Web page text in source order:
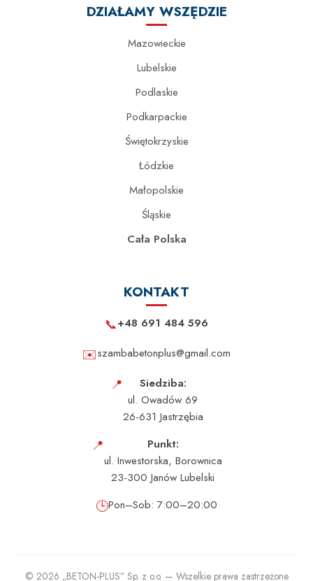
DZIAŁAMY WSZĘDZIE
Mazowieckie
Lubelskie
Podlaskie
Podkarpackie
Świętokrzyskie
Łódzkie
Małopolskie
Śląskie
Cała Polska
KONTAKT
📞+48 691 484 596
✉️szambabetonplus@gmail.com
📍
Siedziba:
ul. Owadów 69
26-631 Jastrzębia
📍
Punkt:
ul. Inwestorska, Borownica
23-300 Janów Lubelski
🕒Pon–Sob: 7:00–20:00
© 2026 „BETON-PLUS” Sp. z o.o. — Wszelkie prawa zastrzeżone